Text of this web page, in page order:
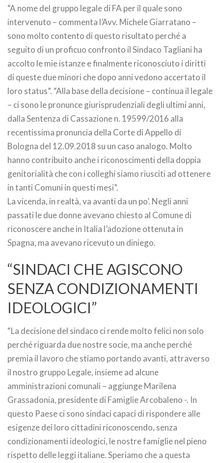
“A nome del gruppo legale di FA per il quale sono
intervenuto – commenta l’Avv. Michele Giarratano –
sono molto contento di questo risultato perché a
seguito di un proficuo confronto il Sindaco Tagliani ha
accolto le mie istanze e finalmente riconosciuto i diritti
di queste due minori che dopo anni vedono accertato il
loro status”. “Alla base della decisione – continua il legale
– ci sono le pronunce giurisprudenziali degli ultimi anni,
dalla Sentenza di Cassazione n. 19599/2016 alla
recentissima pronuncia della Corte di Appello di
Bologna del 12.09.2018 su un caso analogo. Molto
hanno contribuito anche i riconoscimenti della doppia
genitorialità che con i colleghi siamo riusciti ad ottenere
in tanti Comuni in questi mesi”.
La vicenda, in realtà, va avanti da un po’. Negli anni
passati le due donne avevano chiesto al Comune di
riconoscere anche in Italia l’adozione ottenuta in
Spagna, ma avevano ricevuto un diniego.
“SINDACI CHE AGISCONO
SENZA CONDIZIONAMENTI
IDEOLOGICI”
“La decisione del sindaco ci rende molto felici non solo
perché riguarda due nostre socie, ma anche perché
premia il lavoro che stiamo portando avanti, attraverso
il nostro gruppo Legale, insieme ad alcune
amministrazioni comunali – aggiunge Marilena
Grassadonia, presidente di Famiglie Arcobaleno -. In
questo Paese ci sono sindaci capaci di rispondere alle
esigenze dei loro cittadini riconoscendo, senza
condizionamenti ideologici, le nostre famiglie nel pieno
rispetto delle leggi italiane. Speriamo che a questa